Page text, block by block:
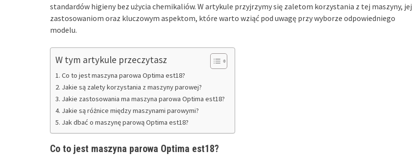
standardów higieny bez użycia chemikaliów. W artykule przyjrzymy się zaletom korzystania z tej maszyny, jej
zastosowaniom oraz kluczowym aspektom, które warto wziąć pod uwagę przy wyborze odpowiedniego
modelu.
W tym artykule przeczytasz
Co to jest maszyna parowa Optima est18?
Jakie są zalety korzystania z maszyny parowej?
Jakie zastosowania ma maszyna parowa Optima est18?
Jakie są różnice między maszynami parowymi?
Jak dbać o maszynę parową Optima est18?
Co to jest maszyna parowa Optima est18?